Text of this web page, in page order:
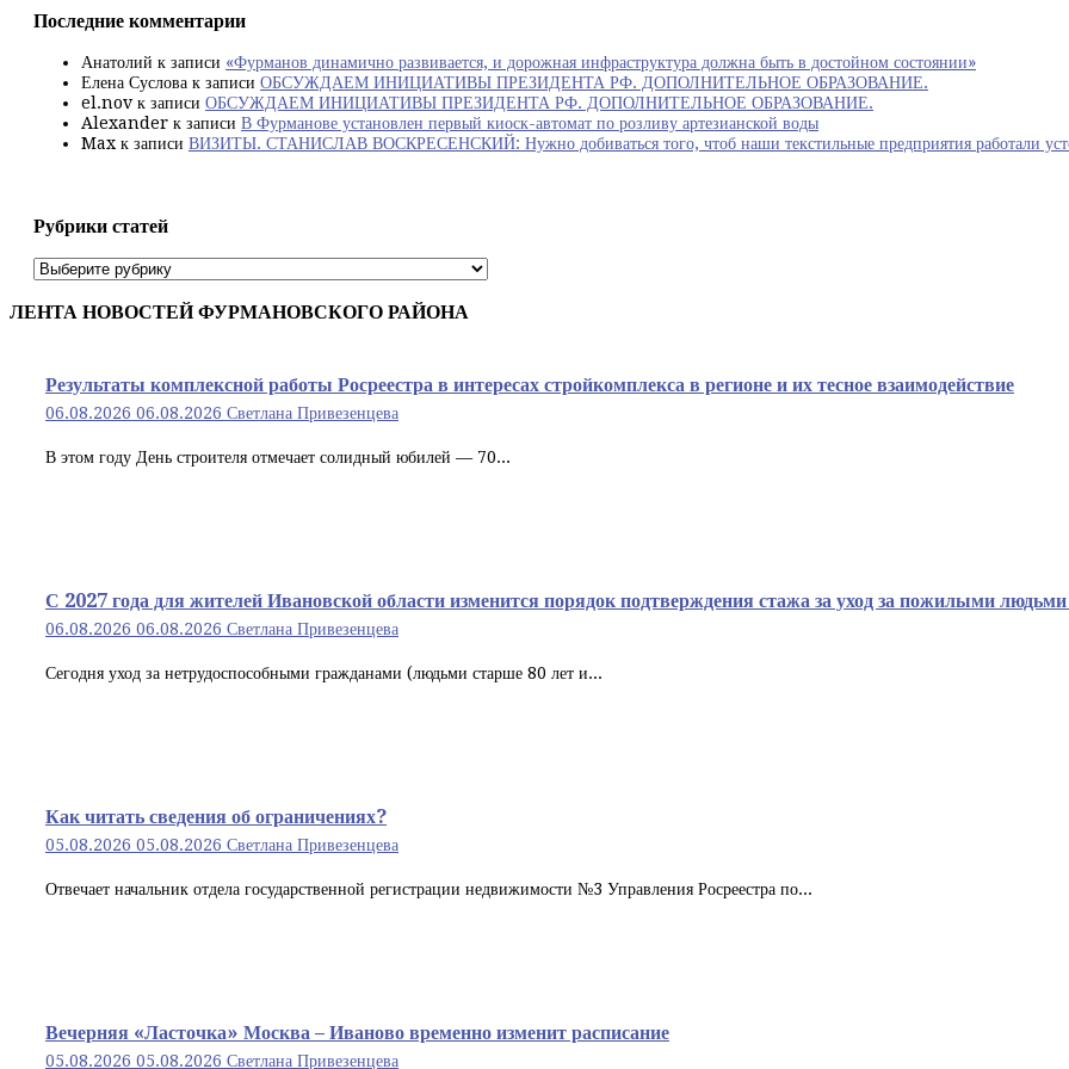
Последние комментарии
Анатолий к записи «Фурманов динамично развивается, и дорожная инфраструктура должна быть в достойном состоянии»
Елена Суслова к записи ОБСУЖДАЕМ ИНИЦИАТИВЫ ПРЕЗИДЕНТА РФ. ДОПОЛНИТЕЛЬНОЕ ОБРАЗОВАНИЕ.
el.nov к записи ОБСУЖДАЕМ ИНИЦИАТИВЫ ПРЕЗИДЕНТА РФ. ДОПОЛНИТЕЛЬНОЕ ОБРАЗОВАНИЕ.
Alexander к записи В Фурманове установлен первый киоск-автомат по розливу артезианской воды
Max к записи ВИЗИТЫ. СТАНИСЛАВ ВОСКРЕСЕНСКИЙ: Нужно добиваться того, чтоб наши текстильные предприятия работали
Рубрики статей
Рубрики
статей
ЛЕНТА НОВОСТЕЙ ФУРМАНОВСКОГО РАЙОНА
Результаты комплексной работы Росреестра в интересах стройкомплекса в регионе и их тесное взаимодействие
06.08.2026 06.08.2026 Светлана Привезенцева
В этом году День строителя отмечает солидный юбилей — 70...
С 2027 года для жителей Ивановской области изменится порядок подтверждения стажа за уход за пожилыми
06.08.2026 06.08.2026 Светлана Привезенцева
Сегодня уход за нетрудоспособными гражданами (людьми старше 80 лет и...
Как читать сведения об ограничениях?
05.08.2026 05.08.2026 Светлана Привезенцева
Отвечает начальник отдела государственной регистрации недвижимости №3 Управления Росреестра по...
Вечерняя «Ласточка» Москва – Иваново временно изменит расписание
05.08.2026 05.08.2026 Светлана Привезенцева